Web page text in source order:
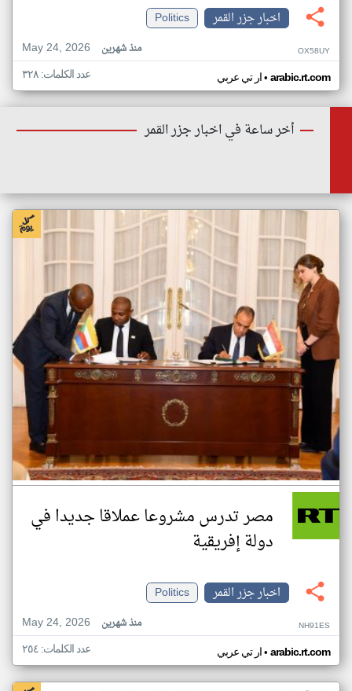
اخبار جزر القمر
Politics
May 24, 2026
منذ شهرين OX58UY
ار تي عربي• arabic.rt.com عدد الكلمات: ٣٢٨
أخر ساعة في اخبار جزر القمر
مصر تدرس مشروعا عملاقا جديدا في
دولة إفريقية
اخبار جزر القمر
Politics
May 24, 2026
منذ شهرين NH91ES
ار تي عربي• arabic.rt.com عدد الكلمات: ٢٥٤